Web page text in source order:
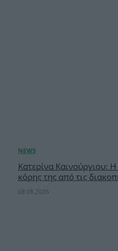
Κατερίνα Καινούργιου:
κόρης της από τις
08.08.2026